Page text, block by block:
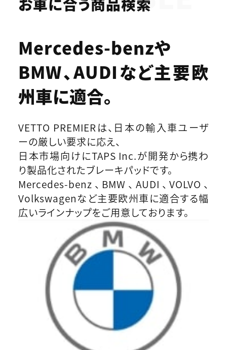
Mercedes-benzや
BMW、AUDIなど主要欧
州車に適合。
VETTO PREMIERは、日本の輸入車ユーザ
ーの厳しい要求に応え、
日本市場向けにTAPS Inc.が開発から携わ
り製品化されたブレーキパッドです。
Mercedes-benz、BMW、AUDI、VOLVO、
Volkswagenなど主要欧州車に適合する幅
広いラインナップをご用意しております。